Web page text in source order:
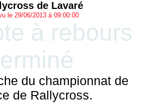
de Lavaré
le 29/06/2013 à 09:00:00
à rebours
du championnat de
de Rallycross.